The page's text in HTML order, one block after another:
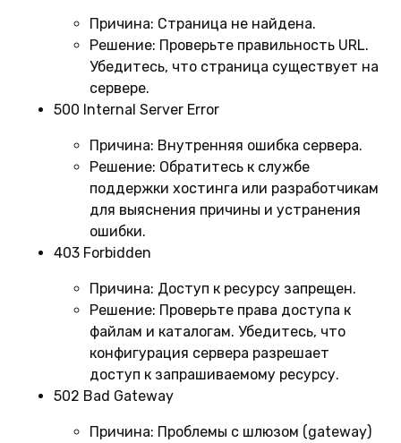
Причина: Страница не найдена.
Решение: Проверьте правильность URL.
Убедитесь, что страница существует на
сервере.
500 Internal Server Error
Причина: Внутренняя ошибка сервера.
Решение: Обратитесь к службе
поддержки хостинга или разработчикам
для выяснения причины и устранения
ошибки.
403 Forbidden
Причина: Доступ к ресурсу запрещен.
Решение: Проверьте права доступа к
файлам и каталогам. Убедитесь, что
конфигурация сервера разрешает
доступ к запрашиваемому ресурсу.
502 Bad Gateway
Причина: Проблемы с шлюзом (gateway)